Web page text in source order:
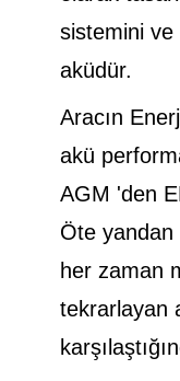
sistemini ve
aküdür.
Aracın
akü
AGM 'den
Öte
her zaman
tekrarlayan